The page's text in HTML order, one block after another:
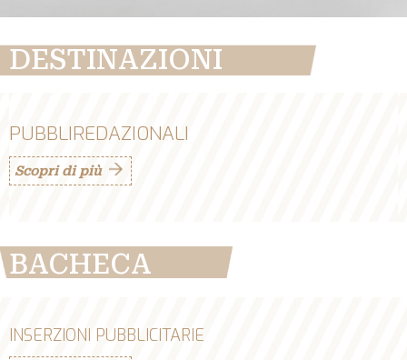
DESTINAZIONI
PUBBLIREDAZIONALI
Scopri di più
BACHECA
INSERZIONI PUBBLICITARIE